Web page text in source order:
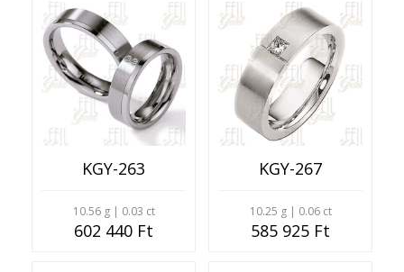
KGY-263
10.56 g | 0.03 ct
602 440 Ft
KGY-267
10.25 g | 0.06 ct
585 925 Ft